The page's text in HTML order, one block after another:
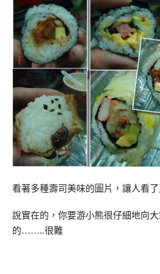
看著多種壽司美味的圖片，讓人看
說實在的，你要游小熊很仔細地向
的……..很難